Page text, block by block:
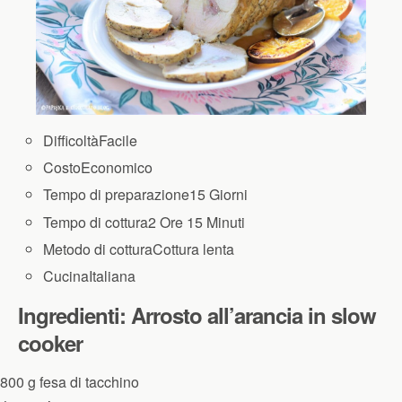
DifficoltàFacile
CostoEconomico
Tempo di preparazione15 Giorni
Tempo di cottura2 Ore 15 Minuti
Metodo di cotturaCottura lenta
CucinaItaliana
Ingredienti: Arrosto all’arancia in slow
cooker
800 g fesa di tacchino